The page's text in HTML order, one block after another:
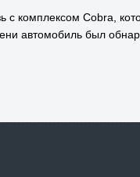
с комплексом Cobra,
автомобиль был